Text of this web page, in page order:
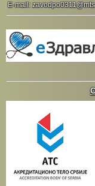
E-mail: